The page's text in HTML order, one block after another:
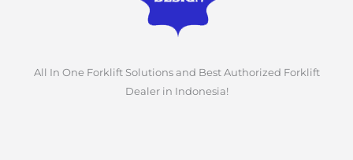
All In One Forklift Solutions and Best Authorized Forklift
Dealer in Indonesia!